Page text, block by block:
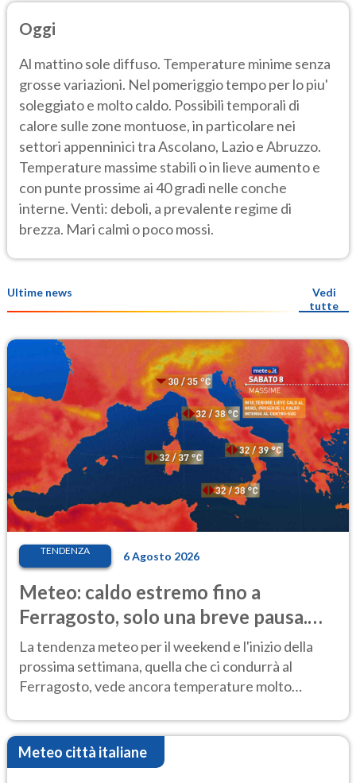
Oggi
Al mattino sole diffuso. Temperature minime senza
grosse variazioni. Nel pomeriggio tempo per lo piu'
soleggiato e molto caldo. Possibili temporali di
calore sulle zone montuose, in particolare nei
settori appenninici tra Ascolano, Lazio e Abruzzo.
Temperature massime stabili o in lieve aumento e
con punte prossime ai 40 gradi nelle conche
interne. Venti: deboli, a prevalente regime di
brezza. Mari calmi o poco mossi.
Ultime news
Vedi
tutte
TENDENZA 6 Agosto 2026
Meteo: caldo estremo fino a
Ferragosto, solo una breve pausa.
Ecco dove
La tendenza meteo per il weekend e l'inizio della
prossima settimana, quella che ci condurrà al
Ferragosto, vede ancora temperature molto
Meteo città italiane